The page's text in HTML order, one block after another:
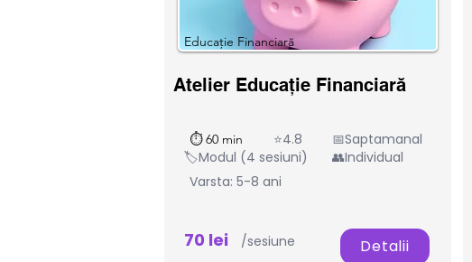
Educație Financiară
Atelier Educație Financiară
⏱ 60 min
⭐4.8
🏷️Modul (4 sesiuni)
📅Saptamanal
👥Individual
Varsta: 5-8 ani
70 lei /sesiune Detalii